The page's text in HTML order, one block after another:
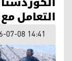
التعامل
07-08 14:41